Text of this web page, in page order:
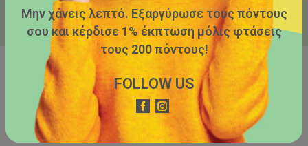
Μην χάνεις λεπτό. Εξαργύρωσε τους πόντους
σου και κέρδισε 1% έκπτωση μόλις φτάσεις
τους 200 πόντους!
FOLLOW US